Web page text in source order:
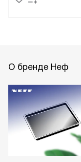
О бренде Неф